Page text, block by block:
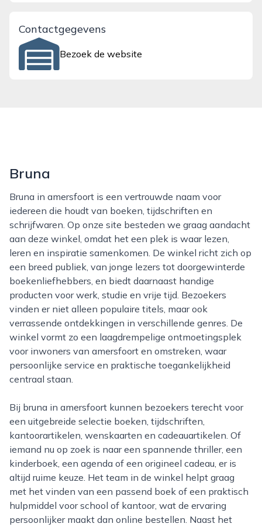
Contactgegevens
Bezoek de website
Bruna
Bruna in amersfoort is een vertrouwde naam voor
iedereen die houdt van boeken, tijdschriften en
schrijfwaren. Op onze site besteden we graag aandacht
aan deze winkel, omdat het een plek is waar lezen,
leren en inspiratie samenkomen. De winkel richt zich op
een breed publiek, van jonge lezers tot doorgewinterde
boekenliefhebbers, en biedt daarnaast handige
producten voor werk, studie en vrije tijd. Bezoekers
vinden er niet alleen populaire titels, maar ook
verrassende ontdekkingen in verschillende genres. De
winkel vormt zo een laagdrempelige ontmoetingsplek
voor inwoners van amersfoort en omstreken, waar
persoonlijke service en praktische toegankelijkheid
centraal staan.
Bij bruna in amersfoort kunnen bezoekers terecht voor
een uitgebreide selectie boeken, tijdschriften,
kantoorartikelen, wenskaarten en cadeauartikelen. Of
iemand nu op zoek is naar een spannende thriller, een
kinderboek, een agenda of een origineel cadeau, er is
altijd ruime keuze. Het team in de winkel helpt graag
met het vinden van een passend boek of een praktisch
hulpmiddel voor school of kantoor, wat de ervaring
persoonlijker maakt dan online bestellen. Naast het